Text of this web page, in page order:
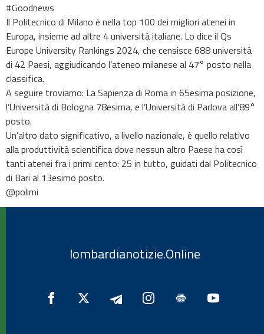
#Goodnews
Il Politecnico di Milano è nella top 100 dei migliori atenei in
Europa, insieme ad altre 4 università italiane. Lo dice il Qs
Europe University Rankings 2024, che censisce 688 università
di 42 Paesi, aggiudicando l’ateneo milanese al 47° posto nella
classifica.
A seguire troviamo: La Sapienza di Roma in 65esima posizione,
l’Università di Bologna 78esima, e l’Università di Padova all’89°
posto.
Un’altro dato significativo, a livello nazionale, è quello relativo
alla produttività scientifica dove nessun altro Paese ha così
tanti atenei fra i primi cento: 25 in tutto, guidati dal Politecnico
di Bari al 13esimo posto.
@polimi
lombardianotizie.Online